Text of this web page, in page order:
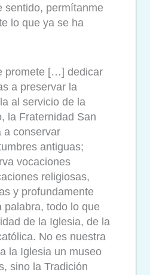
sentido, permítanme
lo que ya se ha
promete […] dedicar
a preservar la
al servicio de la
la Fraternidad San
a conservar
antiguas;
vocaciones
religiosas,
y profundamente
palabra, todo lo que
de la Iglesia, de la
No es nuestra
la Iglesia un museo
sino la Tradición